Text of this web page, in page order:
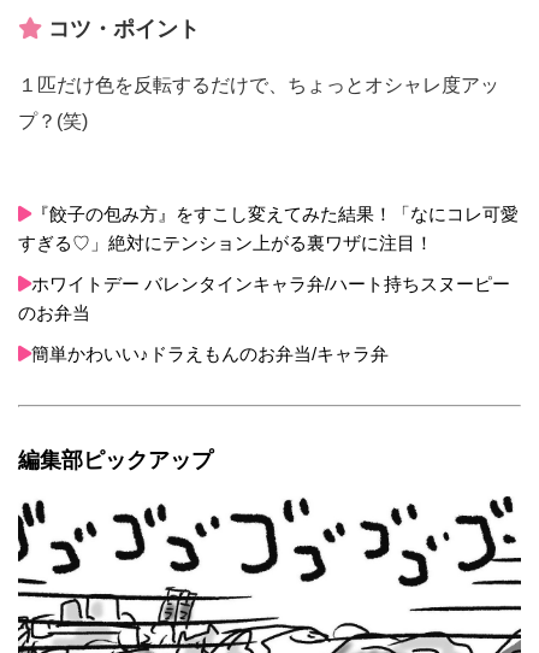
コツ・ポイント
１匹だけ色を反転するだけで、ちょっとオシャレ度アッ
プ？(笑)
『餃子の包み方』をすこし変えてみた結果！「なにコレ可愛
すぎる♡」絶対にテンション上がる裏ワザに注目！
ホワイトデー バレンタインキャラ弁/ハート持ちスヌーピー
のお弁当
簡単かわいい♪ドラえもんのお弁当/キャラ弁
編集部ピックアップ